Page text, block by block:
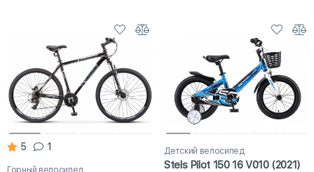
5 1 Детский велосипед
Stels Pilot 150 16 V010 (2021)